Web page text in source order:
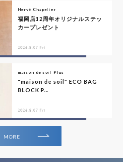
Hervé Chapelier
福岡店12周年オリジナルステッ
カープレゼント
2026.8.07 Fri
maison de soil Plus
"maison de soil" ECO BAG
BLOCK P...
2026.8.07 Fri
MORE